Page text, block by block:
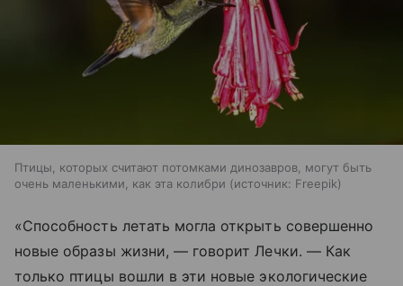
Птицы, которых считают потомками динозавров, могут быть
очень маленькими, как эта колибри
источник: Freepik
«Способность летать могла открыть совершенно
новые образы жизни, — говорит Лечки. — Как
только птицы вошли в эти новые экологические